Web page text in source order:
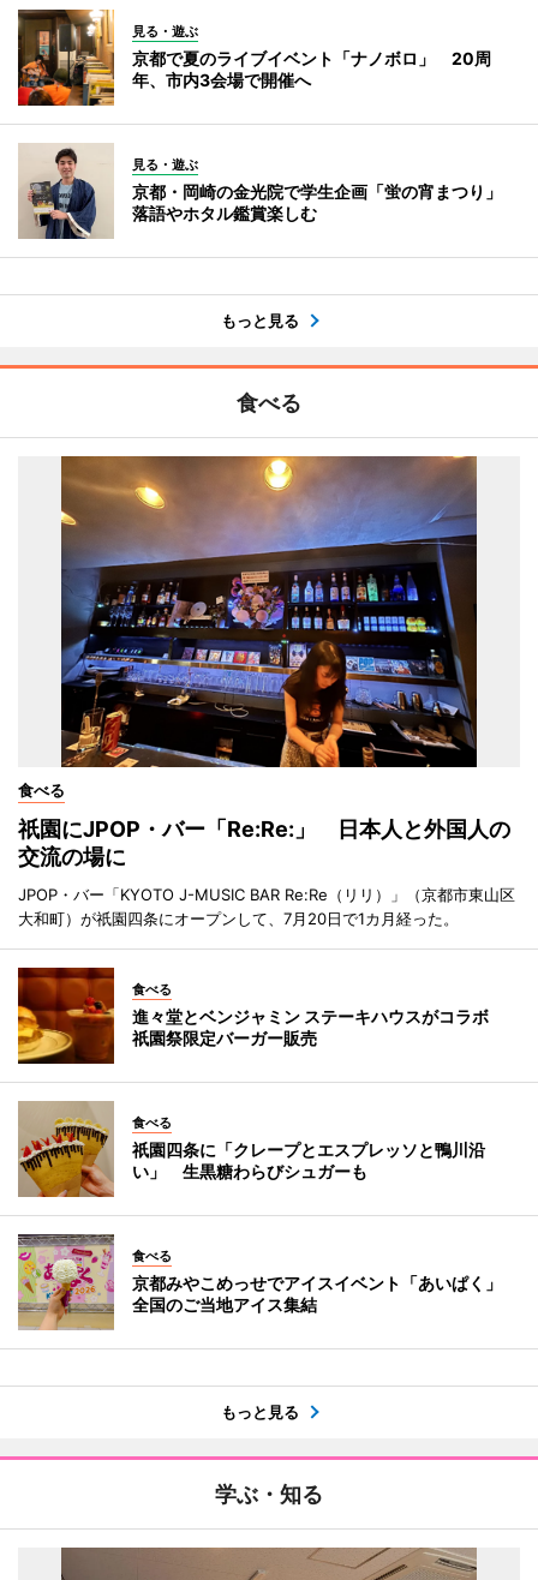
見る・遊ぶ
京都で夏のライブイベント「ナノボロ」 20周
年、市内3会場で開催へ
見る・遊ぶ
京都・岡崎の金光院で学生企画「蛍の宵まつり」
落語やホタル鑑賞楽しむ
もっと見る
食べる
食べる
祇園にJPOP・バー「Re:Re:」 日本人と外国人の
交流の場に
JPOP・バー「KYOTO J-MUSIC BAR Re:Re（リリ）」（京都市東山区
大和町）が祇園四条にオープンして、7月20日で1カ月経った。
食べる
進々堂とベンジャミン ステーキハウスがコラボ
祇園祭限定バーガー販売
食べる
祇園四条に「クレープとエスプレッソと鴨川沿
い」 生黒糖わらびシュガーも
食べる
京都みやこめっせでアイスイベント「あいぱく」
全国のご当地アイス集結
もっと見る
学ぶ・知る